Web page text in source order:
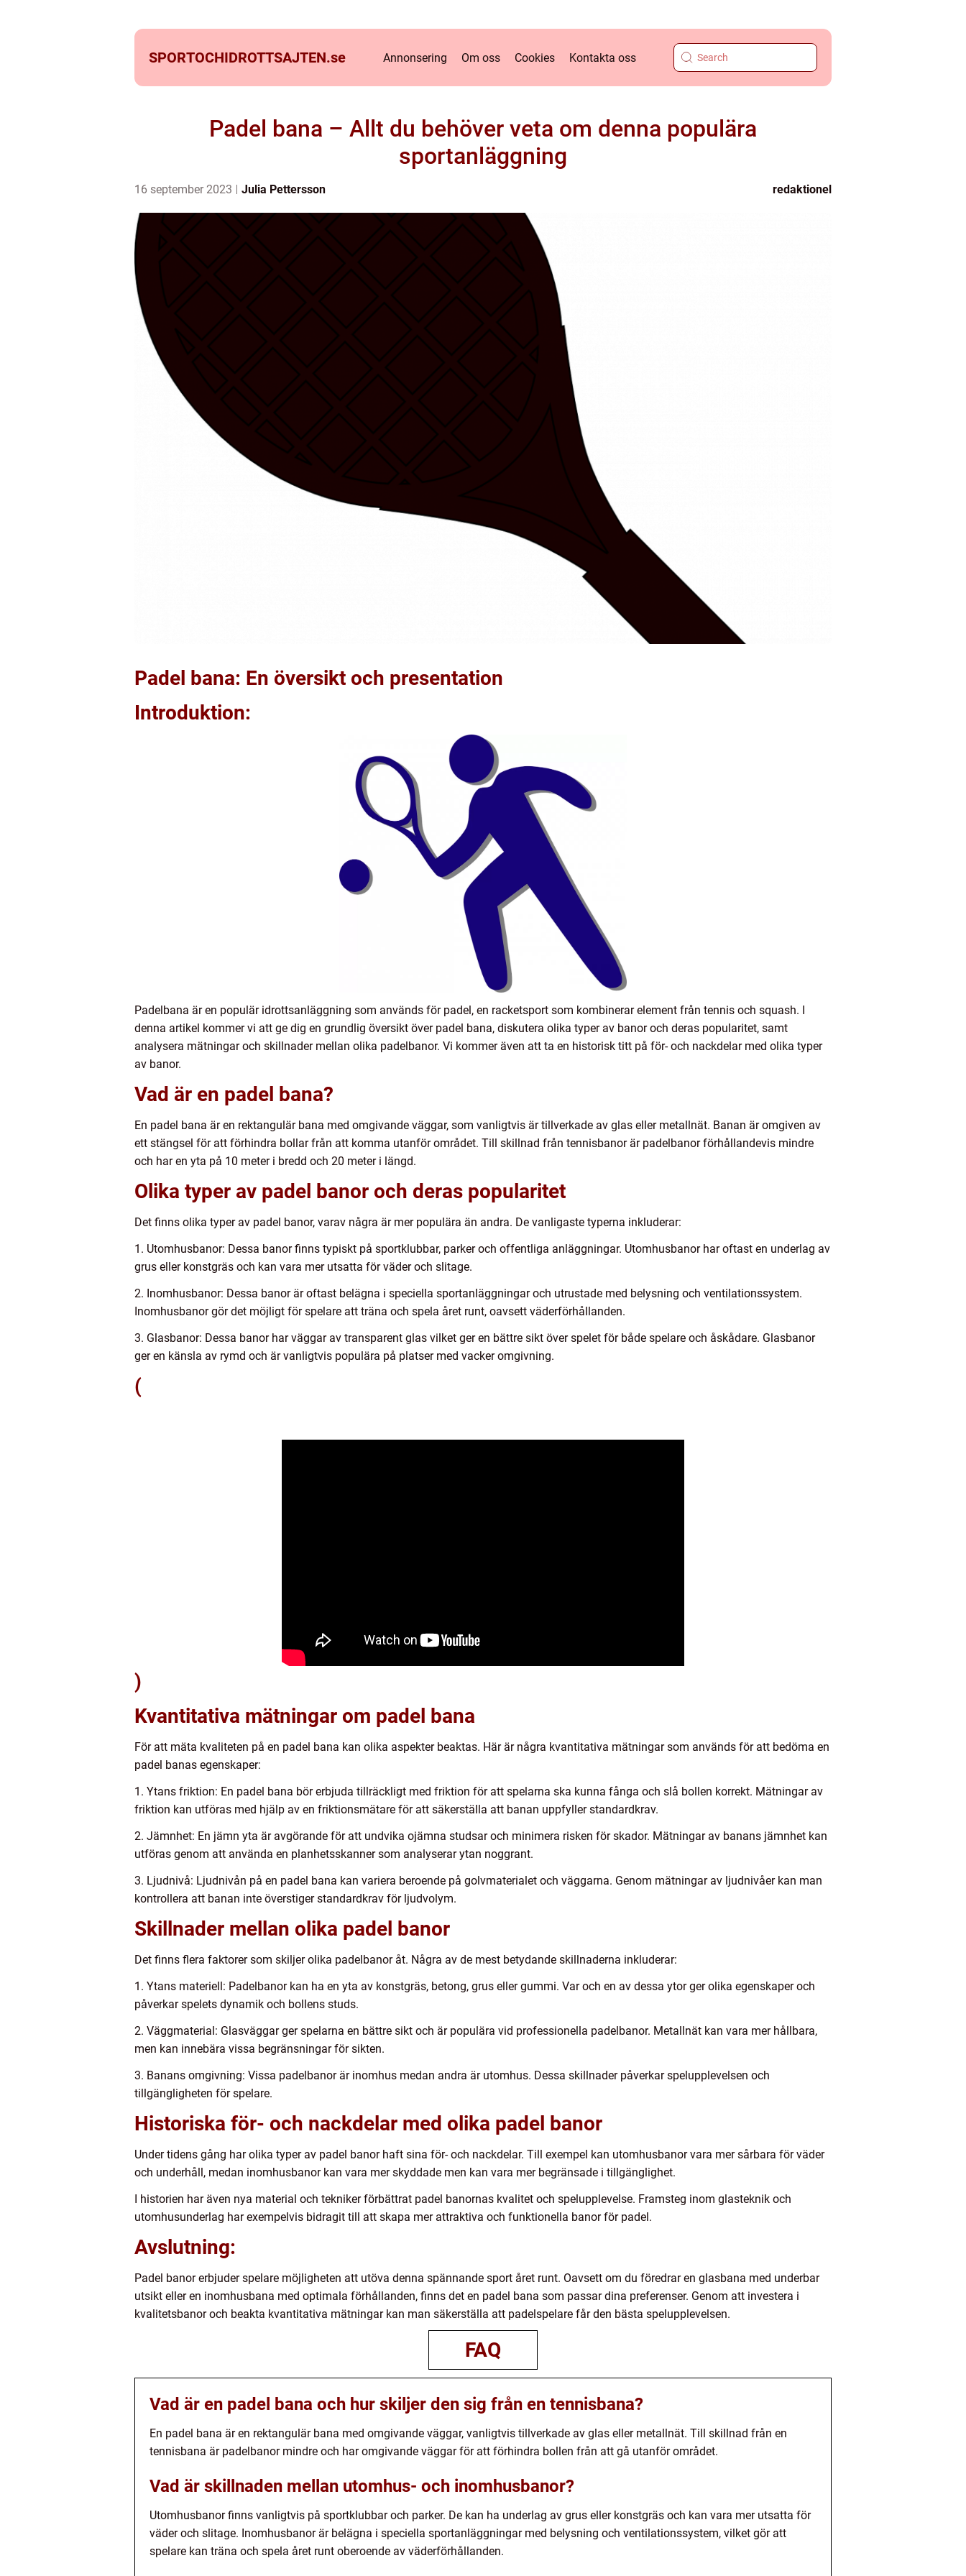
SPORTOCHIDROTTSAJTEN.se Annonsering Om oss Cookies Kontakta oss
Padel bana – Allt du behöver veta om denna populära
sportanläggning
16 september 2023 Julia Pettersson redaktionel
Padel bana: En översikt och presentation
Introduktion:
Padelbana är en populär idrottsanläggning som används för padel, en racketsport som kombinerar element från tennis och squash. I
denna artikel kommer vi att ge dig en grundlig översikt över padel bana, diskutera olika typer av banor och deras popularitet, samt
analysera mätningar och skillnader mellan olika padelbanor. Vi kommer även att ta en historisk titt på för- och nackdelar med olika typer
av banor.
Vad är en padel bana?
En padel bana är en rektangulär bana med omgivande väggar, som vanligtvis är tillverkade av glas eller metallnät. Banan är omgiven av
ett stängsel för att förhindra bollar från att komma utanför området. Till skillnad från tennisbanor är padelbanor förhållandevis mindre
och har en yta på 10 meter i bredd och 20 meter i längd.
Olika typer av padel banor och deras popularitet
Det finns olika typer av padel banor, varav några är mer populära än andra. De vanligaste typerna inkluderar:
1. Utomhusbanor: Dessa banor finns typiskt på sportklubbar, parker och offentliga anläggningar. Utomhusbanor har oftast en underlag av
grus eller konstgräs och kan vara mer utsatta för väder och slitage.
2. Inomhusbanor: Dessa banor är oftast belägna i speciella sportanläggningar och utrustade med belysning och ventilationssystem.
Inomhusbanor gör det möjligt för spelare att träna och spela året runt, oavsett väderförhållanden.
3. Glasbanor: Dessa banor har väggar av transparent glas vilket ger en bättre sikt över spelet för både spelare och åskådare. Glasbanor
ger en känsla av rymd och är vanligtvis populära på platser med vacker omgivning.
(
)
Kvantitativa mätningar om padel bana
För att mäta kvaliteten på en padel bana kan olika aspekter beaktas. Här är några kvantitativa mätningar som används för att bedöma en
padel banas egenskaper:
1. Ytans friktion: En padel bana bör erbjuda tillräckligt med friktion för att spelarna ska kunna fånga och slå bollen korrekt. Mätningar av
friktion kan utföras med hjälp av en friktionsmätare för att säkerställa att banan uppfyller standardkrav.
2. Jämnhet: En jämn yta är avgörande för att undvika ojämna studsar och minimera risken för skador. Mätningar av banans jämnhet kan
utföras genom att använda en planhetsskanner som analyserar ytan noggrant.
3. Ljudnivå: Ljudnivån på en padel bana kan variera beroende på golvmaterialet och väggarna. Genom mätningar av ljudnivåer kan man
kontrollera att banan inte överstiger standardkrav för ljudvolym.
Skillnader mellan olika padel banor
Det finns flera faktorer som skiljer olika padelbanor åt. Några av de mest betydande skillnaderna inkluderar:
1. Ytans materiell: Padelbanor kan ha en yta av konstgräs, betong, grus eller gummi. Var och en av dessa ytor ger olika egenskaper och
påverkar spelets dynamik och bollens studs.
2. Väggmaterial: Glasväggar ger spelarna en bättre sikt och är populära vid professionella padelbanor. Metallnät kan vara mer hållbara,
men kan innebära vissa begränsningar för sikten.
3. Banans omgivning: Vissa padelbanor är inomhus medan andra är utomhus. Dessa skillnader påverkar spelupplevelsen och
tillgängligheten för spelare.
Historiska för- och nackdelar med olika padel banor
Under tidens gång har olika typer av padel banor haft sina för- och nackdelar. Till exempel kan utomhusbanor vara mer sårbara för väder
och underhåll, medan inomhusbanor kan vara mer skyddade men kan vara mer begränsade i tillgänglighet.
I historien har även nya material och tekniker förbättrat padel banornas kvalitet och spelupplevelse. Framsteg inom glasteknik och
utomhusunderlag har exempelvis bidragit till att skapa mer attraktiva och funktionella banor för padel.
Avslutning:
Padel banor erbjuder spelare möjligheten att utöva denna spännande sport året runt. Oavsett om du föredrar en glasbana med underbar
utsikt eller en inomhusbana med optimala förhållanden, finns det en padel bana som passar dina preferenser. Genom att investera i
kvalitetsbanor och beakta kvantitativa mätningar kan man säkerställa att padelspelare får den bästa spelupplevelsen.
FAQ
Vad är en padel bana och hur skiljer den sig från en tennisbana?
En padel bana är en rektangulär bana med omgivande väggar, vanligtvis tillverkade av glas eller metallnät. Till skillnad från en
tennisbana är padelbanor mindre och har omgivande väggar för att förhindra bollen från att gå utanför området.
Vad är skillnaden mellan utomhus- och inomhusbanor?
Utomhusbanor finns vanligtvis på sportklubbar och parker. De kan ha underlag av grus eller konstgräs och kan vara mer utsatta för
väder och slitage. Inomhusbanor är belägna i speciella sportanläggningar med belysning och ventilationssystem, vilket gör att
spelare kan träna och spela året runt oberoende av väderförhållanden.